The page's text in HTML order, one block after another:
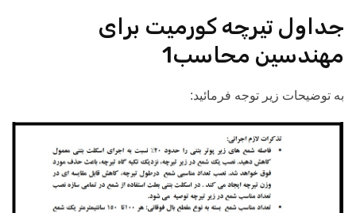
جداول تیرچه کورمیت برای
مهندسین محاسب1
به توضیحات زیر توجه فرمائید: